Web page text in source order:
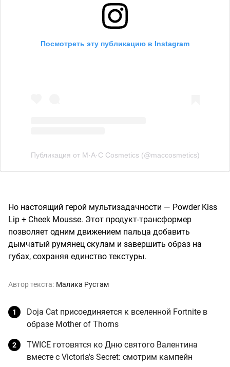
Посмотреть эту публикацию в Instagram
Публикация от M·A·C Cosmetics (@maccosmetics)
Но настоящий герой мультизадачности — Powder Kiss
Lip + Cheek Mousse. Этот продукт-трансформер
позволяет одним движением пальца добавить
дымчатый румянец скулам и завершить образ на
губах, сохраняя единство текстуры.
Автор текста: Малика Рустам
Doja Cat присоединяется к вселенной Fortnite в
образе Mother of Thorns
TWICE готовятся ко Дню святого Валентина
вместе с Victoria's Secret: смотрим кампейн